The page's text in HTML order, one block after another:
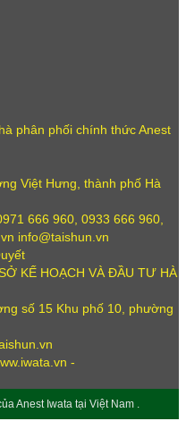
phân phối chính thức Anest
Việt Hưng, thành phố Hà
666 960, 0933 666 960,
info@taishun.vn
KẾ HOẠCH VÀ ĐẦU TƯ HÀ
số 15 Khu phố 10, phường
-
Anest Iwata tại Việt Nam .